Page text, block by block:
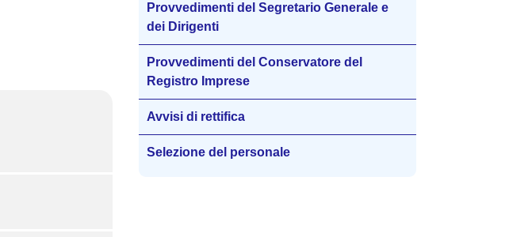
Provvedimenti del Segretario Generale e
dei Dirigenti
Provvedimenti del Conservatore del
Registro Imprese
Avvisi di rettifica
Selezione del personale